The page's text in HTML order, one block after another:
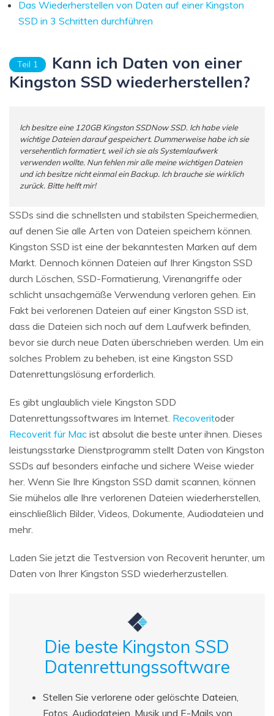
Weitere Produkte
Das Wiederherstellen von Daten auf einer Kingston
SSD in 3 Schritten durchführen
Teil 1
Kann ich Daten von einer
Kingston SSD wiederherstellen?
Ich besitze eine 120GB Kingston SSDNow SSD. Ich habe viele
wichtige Dateien darauf gespeichert. Dummerweise habe ich sie
versehentlich formatiert, weil ich sie als Systemlaufwerk
verwenden wollte. Nun fehlen mir alle meine wichtigen Dateien
und ich besitze nicht einmal ein Backup. Ich brauche sie wirklich
zurück. Bitte helft mir!
SSDs sind die schnellsten und stabilsten Speichermedien,
auf denen Sie alle Arten von Dateien speichern können.
Kingston SSD ist eine der bekanntesten Marken auf dem
Markt. Dennoch können Dateien auf Ihrer Kingston SSD
durch Löschen, SSD-Formatierung, Virenangriffe oder
schlicht unsachgemäße Verwendung verloren gehen. Ein
Fakt bei verlorenen Dateien auf einer Kingston SSD ist,
dass die Dateien sich noch auf dem Laufwerk befinden,
bevor sie durch neue Daten überschrieben werden. Um ein
solches Problem zu beheben, ist eine Kingston SSD
Datenrettungslösung erforderlich.
Es gibt unglaublich viele Kingston SDD
Datenrettungssoftwares im Internet. Recoveritoder
Recoverit für Mac ist absolut die beste unter ihnen. Dieses
leistungsstarke Dienstprogramm stellt Daten von Kingston
SSDs auf besonders einfache und sichere Weise wieder
her. Wenn Sie Ihre Kingston SSD damit scannen, können
Sie mühelos alle Ihre verlorenen Dateien wiederherstellen,
einschließlich Bilder, Videos, Dokumente, Audiodateien und
mehr.
Laden Sie jetzt die Testversion von Recoverit herunter, um
Daten von Ihrer Kingston SSD wiederherzustellen.
Die beste Kingston SSD
Datenrettungssoftware
Stellen Sie verlorene oder gelöschte Dateien,
Fotos, Audiodateien, Musik und E-Mails von